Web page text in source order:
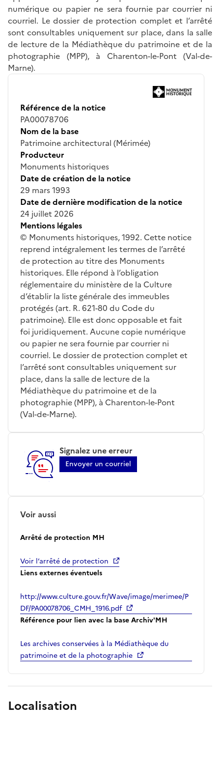
numérique ou papier ne sera fournie par courrier ni
courriel. Le dossier de protection complet et l’arrêté
sont consultables uniquement sur place, dans la salle
de lecture de la Médiathèque du patrimoine et de la
photographie (MPP), à Charenton-le-Pont (Val-de-
Marne).
Référence de la notice
PA00078706
Nom de la base
Patrimoine architectural (Mérimée)
Producteur
Monuments historiques
Date de création de la notice
29 mars 1993
Date de dernière modification de la notice
24 juillet 2026
Mentions légales
© Monuments historiques, 1992. Cette notice
reprend intégralement les termes de l’arrêté
de protection au titre des Monuments
historiques. Elle répond à l’obligation
réglementaire du ministère de la Culture
d’établir la liste générale des immeubles
protégés (art. R. 621-80 du Code du
patrimoine). Elle est donc opposable et fait
foi juridiquement. Aucune copie numérique
ou papier ne sera fournie par courrier ni
courriel. Le dossier de protection complet et
l’arrêté sont consultables uniquement sur
place, dans la salle de lecture de la
Médiathèque du patrimoine et de la
photographie (MPP), à Charenton-le-Pont
(Val-de-Marne).
Signalez une erreur
Envoyer un courriel
Voir aussi
Arrêté de protection MH
Voir l’arrêté de protection
Liens externes éventuels
http://www.culture.gouv.fr/Wave/image/merimee/P
DF/PA00078706_CMH_1916.pdf
Référence pour lien avec la base Archiv'MH
Les archives conservées à la Médiathèque du
patrimoine et de la photographie
Localisation